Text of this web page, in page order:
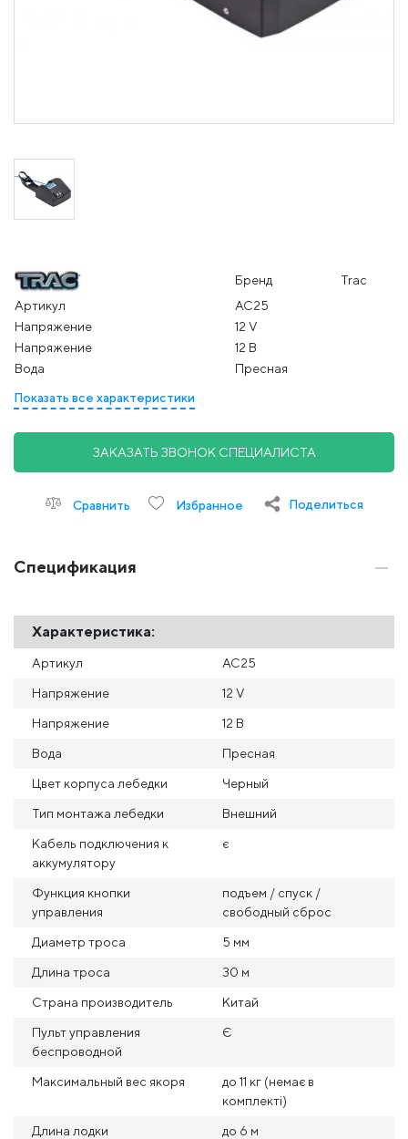
Бренд
Trac
Артикул
AC25
Напряжение
12 V
Напряжение
12 В
Вода
Пресная
Показать все характеристики
ЗАКАЗАТЬ ЗВОНОК СПЕЦИАЛИСТА
Сравнить Избранное Поделиться
Спецификация
Характеристика:
Артикул AC25
Напряжение 12 V
Напряжение 12 В
Вода Пресная
Цвет корпуса лебедки Черный
Тип монтажа лебедки Внешний
Кабель подключения к
аккумулятору
є
Функция кнопки
управления
подъем / спуск /
свободный сброс
Диаметр троса 5 мм
Длина троса 30 м
Страна производитель Китай
Пульт управления
беспроводной
Є
Максимальный вес якоря
до 11 кг (немає в
комплекті)
Длина лодки до 6 м